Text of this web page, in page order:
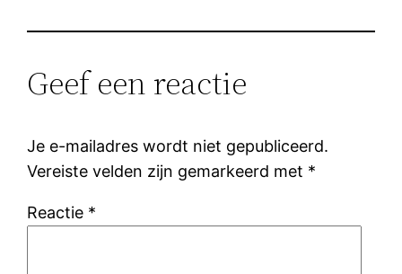
Geef een reactie
Je e-mailadres wordt niet gepubliceerd.
Vereiste velden zijn gemarkeerd met *
Reactie *